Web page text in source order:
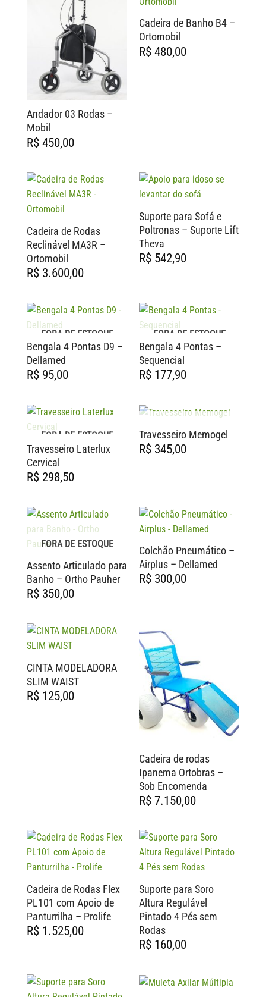
Andador 03 Rodas –
Mobil
R$450,00
Cadeira de Banho B4 –
Ortomobil
R$480,00
Cadeira de Rodas
Reclinável MA3R –
Ortomobil
R$3.600,00
Suporte para Sofá e
Poltronas – Suporte Lift
Theva
R$542,90
FORA DE ESTOQUE
Bengala 4 Pontas D9 –
Dellamed
R$95,00
FORA DE ESTOQUE
Bengala 4 Pontas –
Sequencial
R$177,90
FORA DE ESTOQUE
Travesseiro Laterlux
Cervical
R$298,50
FORA DE ESTOQUE
Travesseiro Memogel
R$345,00
FORA DE ESTOQUE
Assento Articulado para
Banho – Ortho Pauher
R$350,00
Colchão Pneumático –
Airplus – Dellamed
R$300,00
CINTA MODELADORA
SLIM WAIST
R$125,00
Cadeira de rodas
Ipanema Ortobras –
Sob Encomenda
R$7.150,00
Cadeira de Rodas Flex
PL101 com Apoio de
Panturrilha – Prolife
R$1.525,00
Suporte para Soro
Altura Regulável
Pintado 4 Pés sem
Rodas
R$160,00